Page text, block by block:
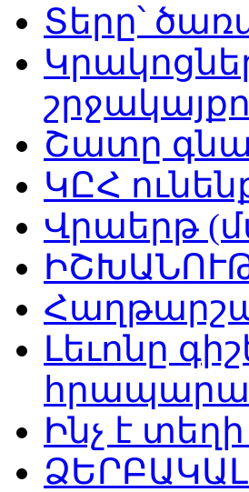
Տերը՝
Շատը
ԿԸՀ
Վրաերթ
Լեւոնը
Ինչ է